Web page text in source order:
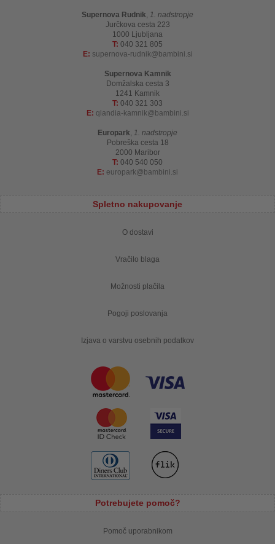
Supernova Rudnik, 1. nadstropje
Jurčkova cesta 223
1000 Ljubljana
T: 040 321 805
E: supernova-rudnik bambini.si
Supernova Kamnik
Domžalska cesta 3
1241 Kamnik
T: 040 321 303
E: qlandia-kamnik bambini.si
Europark, 1. nadstropje
Pobreška cesta 18
2000 Maribor
T: 040 540 050
E: europark bambini.si
Spletno nakupovanje
O dostavi
Vračilo blaga
Možnosti plačila
Pogoji poslovanja
Izjava o varstvu osebnih podatkov
Potrebujete pomoč?
Pomoč uporabnikom